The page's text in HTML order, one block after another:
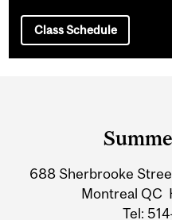
Class Schedule
Information
688 Sherbrooke
Montreal QC
Tel: